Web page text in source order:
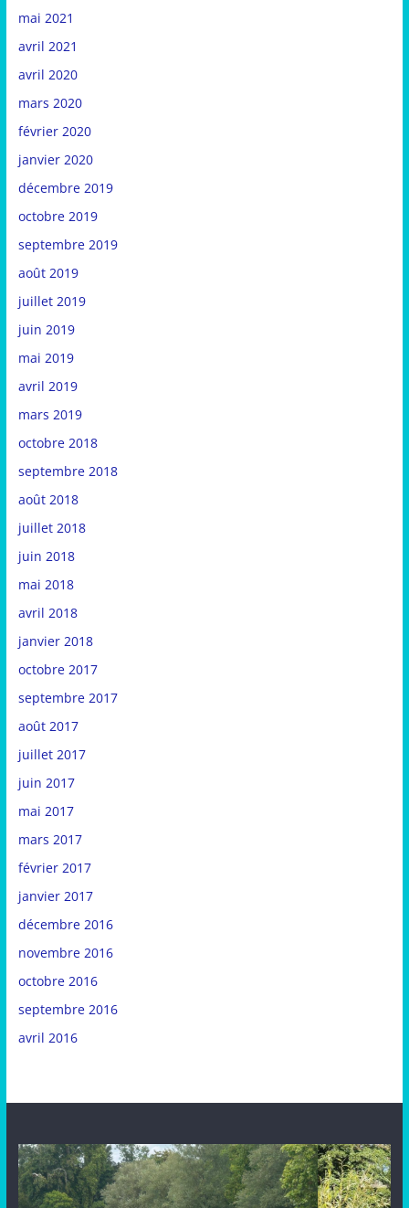
mai 2021
avril 2021
avril 2020
mars 2020
février 2020
janvier 2020
décembre 2019
octobre 2019
septembre 2019
août 2019
juillet 2019
juin 2019
mai 2019
avril 2019
mars 2019
octobre 2018
septembre 2018
août 2018
juillet 2018
juin 2018
mai 2018
avril 2018
janvier 2018
octobre 2017
septembre 2017
août 2017
juillet 2017
juin 2017
mai 2017
mars 2017
février 2017
janvier 2017
décembre 2016
novembre 2016
octobre 2016
septembre 2016
avril 2016